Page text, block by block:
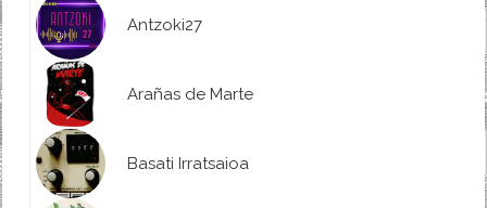
Antzoki27
Arañas de Marte
Basati Irratsaioa